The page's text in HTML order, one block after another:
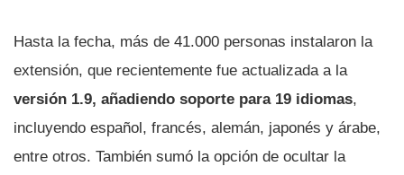
Hasta la fecha, más de 41.000 personas instalaron la
extensión, que recientemente fue actualizada a la
versión 1.9, añadiendo soporte para 19 idiomas,
incluyendo español, francés, alemán, japonés y árabe,
entre otros. También sumó la opción de ocultar la